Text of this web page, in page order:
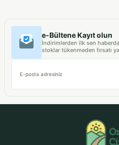
e-Bültene Kayıt olun
İndirimlerden ilk sen
stoklar tükenmeden fırsatı
E-posta adresiniz